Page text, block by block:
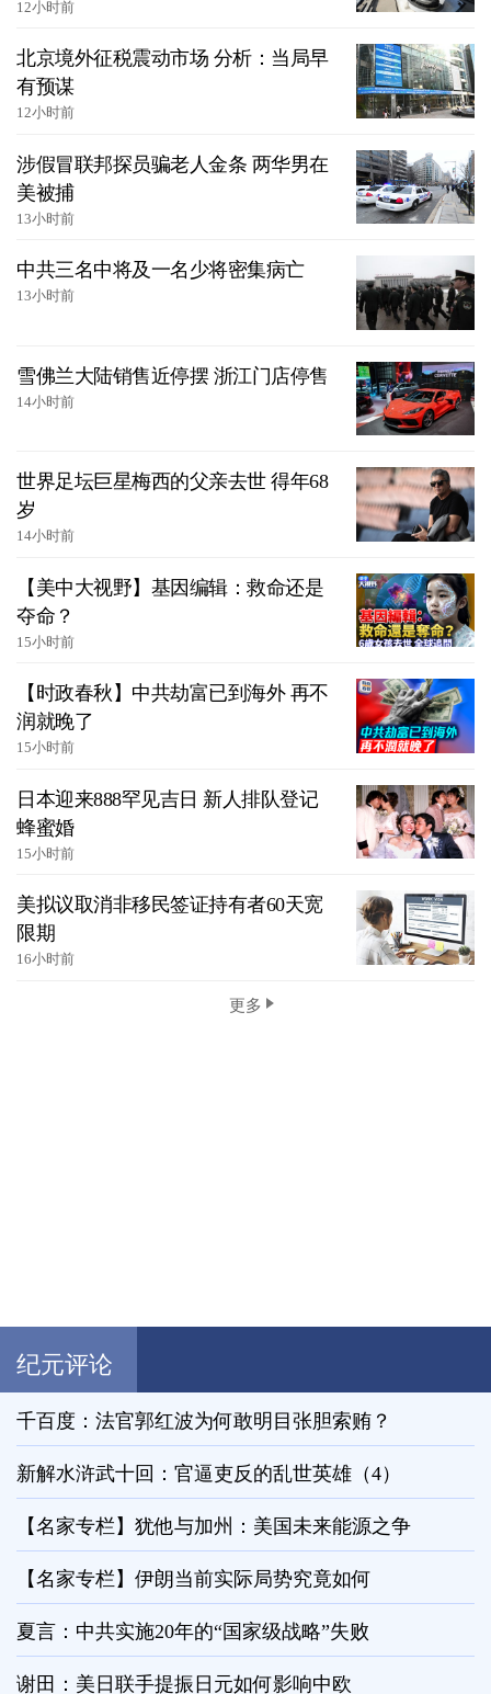
12小时前
北京境外征税震动市场 分析：当局早
有预谋
12小时前
涉假冒联邦探员骗老人金条 两华男在
美被捕
13小时前
中共三名中将及一名少将密集病亡
13小时前
雪佛兰大陆销售近停摆 浙江门店停售
14小时前
世界足坛巨星梅西的父亲去世 得年68
岁
14小时前
【美中大视野】基因编辑：救命还是
夺命？
15小时前
【时政春秋】中共劫富已到海外 再不
润就晚了
15小时前
日本迎来888罕见吉日 新人排队登记
蜂蜜婚
15小时前
美拟议取消非移民签证持有者60天宽
限期
16小时前
更多
纪元评论
千百度：法官郭红波为何敢明目张胆索贿？
新解水浒武十回：官逼吏反的乱世英雄（4）
【名家专栏】犹他与加州：美国未来能源之争
【名家专栏】伊朗当前实际局势究竟如何
夏言：中共实施20年的“国家级战略”失败
谢田：美日联手提振日元如何影响中欧